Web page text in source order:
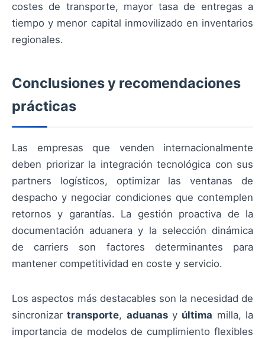
costes de transporte, mayor tasa de entregas a
tiempo y menor capital inmovilizado en inventarios
regionales.
Conclusiones y recomendaciones
prácticas
Las empresas que venden internacionalmente
deben priorizar la integración tecnológica con sus
partners logísticos, optimizar las ventanas de
despacho y negociar condiciones que contemplen
retornos y garantías. La gestión proactiva de la
documentación aduanera y la selección dinámica
de carriers son factores determinantes para
mantener competitividad en coste y servicio.
Los aspectos más destacables son la necesidad de
sincronizartransporte, aduanasy última milla, la
importancia de modelos de cumplimiento flexibles